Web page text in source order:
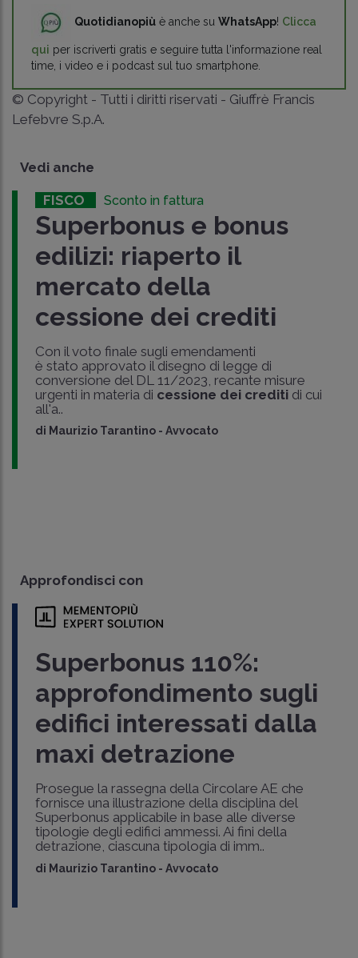
Quotidianopiù è anche su WhatsApp! Clicca
qui per iscriverti gratis e seguire tutta l'informazione real
time, i video e i podcast sul tuo smartphone.
© Copyright - Tutti i diritti riservati - Giuffrè Francis
Lefebvre S.p.A.
Vedi anche
FISCO Sconto in fattura
Superbonus e bonus
edilizi: riaperto il
mercato della
cessione dei crediti
Con il voto finale sugli emendamenti
è stato approvato il disegno di legge di
conversione del DL 11/2023, recante misure
urgenti in materia di cessione dei creditidi cui
all'a..
di Maurizio Tarantino - Avvocato
Approfondisci con
Superbonus 110%:
approfondimento sugli
edifici interessati dalla
maxi detrazione
Prosegue la rassegna della Circolare AE che
fornisce una illustrazione della disciplina del
Superbonus applicabile in base alle diverse
tipologie degli edifici ammessi. Ai fini della
detrazione, ciascuna tipologia di imm..
di Maurizio Tarantino - Avvocato